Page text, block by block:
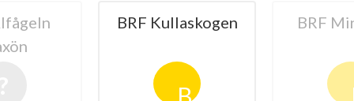
BRF Minören 1 BRF